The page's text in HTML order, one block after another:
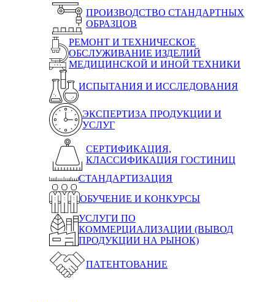
ПРОИЗВОДСТВО СТАНДАРТНЫХ
ОБРАЗЦОВ
РЕМОНТ И ТЕХНИЧЕСКОЕ
ОБСЛУЖИВАНИЕ ИЗДЕЛИЙ
МЕДИЦИНСКОЙ И ИНОЙ ТЕХНИКИ
ИСПЫТАНИЯ И ИССЛЕДОВАНИЯ
ЭКСПЕРТИЗА ПРОДУКЦИИ И
УСЛУГ
СЕРТИФИКАЦИЯ,
КЛАССИФИКАЦИЯ ГОСТИНИЦ
СТАНДАРТИЗАЦИЯ
ОБУЧЕНИЕ И КОНКУРСЫ
УСЛУГИ ПО
КОММЕРЦИАЛИЗАЦИИ (ВЫВОД
ПРОДУКЦИИ НА РЫНОК)
ПАТЕНТОВАНИЕ